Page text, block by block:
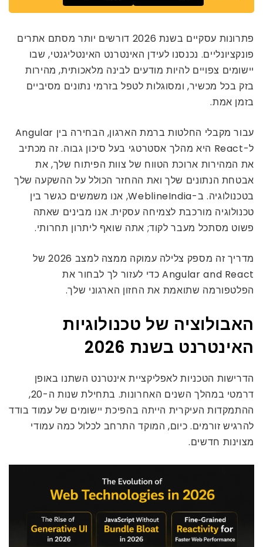
פתרונות עסקיים בשנת 2026 דורשים יותר מסתם אתרים
פונקציונליים. נכנסנו לעידן האינטרנט האינטליגנטי, שבו
יישומים צפויים להיות מודעים לבינה מלאכותית, מהירות
בזק בכל מכשיר, ומסוגלות לטפל בזרמי נתונים מסיביים
בזמן אמת.
עבור מקבלי החלטות ברמת הארגון, הבחירה בין Angular
ל-React היא מהלך אסטרטגי בעל סיכון גבוה. זה מכתיב
את המהירות ארוכת הטווח של צוות הפיתוח שלך, את
אבטחת הנתונים שלך ואת ההחזר הכולל על ההשקעה שלך
בטכנולוגיה. ב-WeblineIndia, אנו משמשים כגשר בין
טכנולוגיה מורכבת לצמיחה עסקית. אנו מבינים שאתה
פשוט מסתכל מעבר לקוד; אתה שואף ליתרון תחרותי.
מדריך זה מספק צלילה עמוקה ממצה למצב 2026 של
Angular and React כדי לעזור לך לבחור את
הפלטפורמה שתואמת את החזון הארגוני שלך.
האבולוציה של טכנולוגיות
האינטרנט בשנת 2026
הדרישות הטכניות לאפליקציית אינטרנט השתנו באופן
דרמטי במהלך השנים האחרונות. בתחילת שנות ה-20,
ההתמקדות העיקרית הייתה בהפיכת יישומים של עמוד בודד
להרגיש זורמים. כיום, המוקד התרחב לכלול כמה עמודי
מצוינות חדשים.